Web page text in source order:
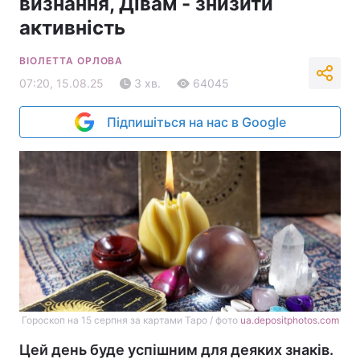
активність
ВІОЛЕТТА ОРЛОВА
07:20, 15.08.25 3 хв. 64045
Підпишіться на нас в Google
Гороскоп на 15 серпня за картами Таро / фото ua.depositphotos.com
Цей день буде успішним для деяких знаків.